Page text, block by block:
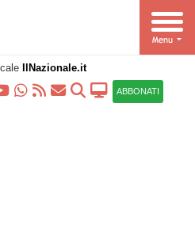
IlNazionale.it
ABBONATI